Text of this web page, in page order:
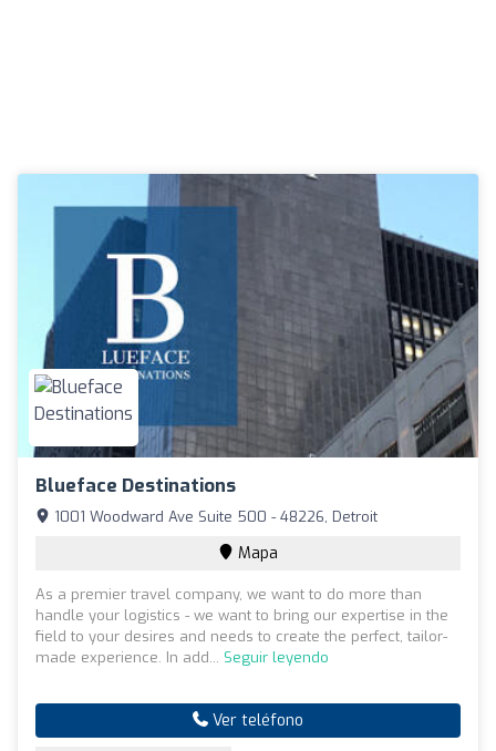
Blueface Destinations
1001 Woodward Ave Suite 500 - 48226, Detroit
Mapa
As a premier travel company, we want to do more than
handle your logistics - we want to bring our expertise in the
field to your desires and needs to create the perfect, tailor-
made experience. In add... Seguir leyendo
Ver teléfono